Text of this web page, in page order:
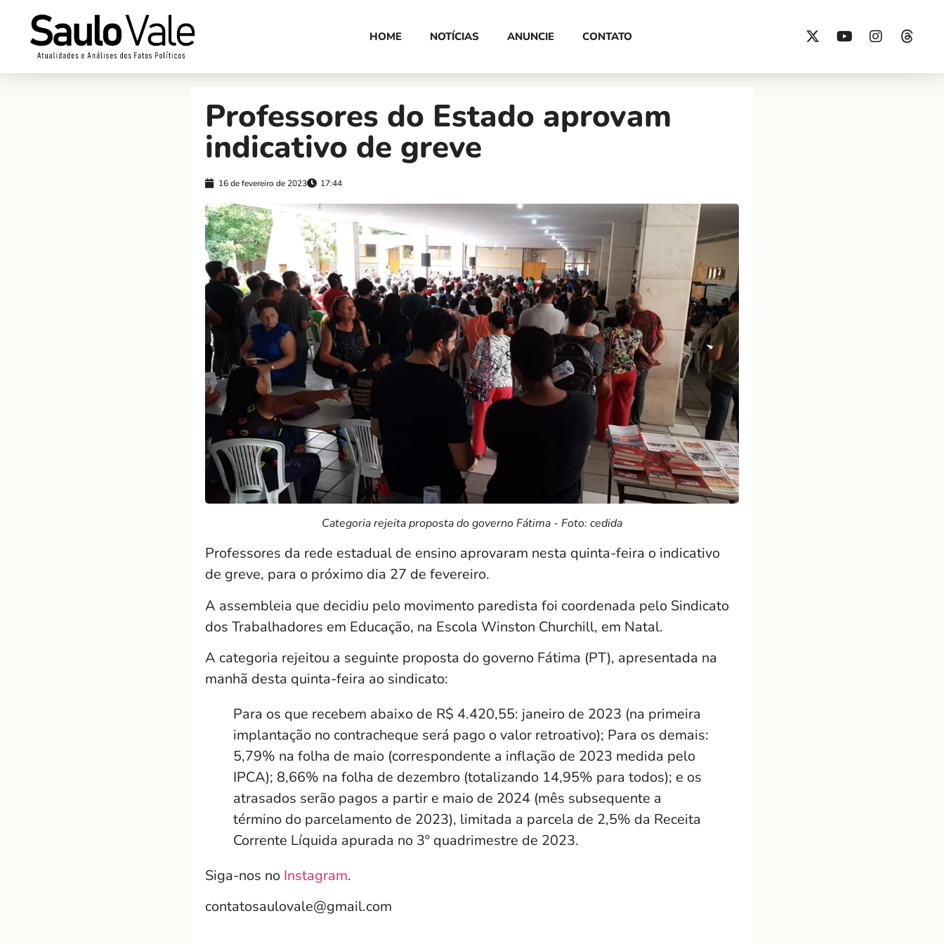
HOME NOTÍCIAS ANUNCIE CONTATO
Professores do Estado aprovam
indicativo de greve
16 de fevereiro de 2023 17:44
Categoria rejeita proposta do governo Fátima - Foto: cedida
Professores da rede estadual de ensino aprovaram nesta quinta-feira o indicativo
de greve, para o próximo dia 27 de fevereiro.
A assembleia que decidiu pelo movimento paredista foi coordenada pelo Sindicato
dos Trabalhadores em Educação, na Escola Winston Churchill, em Natal.
A categoria rejeitou a seguinte proposta do governo Fátima (PT), apresentada na
manhã desta quinta-feira ao sindicato:
Para os que recebem abaixo de R$ 4.420,55: janeiro de 2023 (na primeira
implantação no contracheque será pago o valor retroativo); Para os demais:
5,79% na folha de maio (correspondente a inflação de 2023 medida pelo
IPCA); 8,66% na folha de dezembro (totalizando 14,95% para todos); e os
atrasados serão pagos a partir e maio de 2024 (mês subsequente a
término do parcelamento de 2023), limitada a parcela de 2,5% da Receita
Corrente Líquida apurada no 3º quadrimestre de 2023.
Siga-nos no Instagram.
contatosaulovale@gmail.com